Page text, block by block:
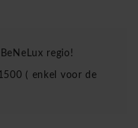
regio!
( enkel voor de